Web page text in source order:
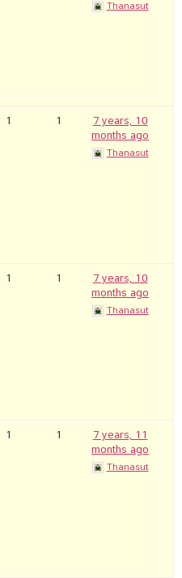
Thanasut
1 1
7 years, 10
months ago
Thanasut
1 1
7 years, 10
months ago
Thanasut
1 1
7 years, 11
months ago
Thanasut